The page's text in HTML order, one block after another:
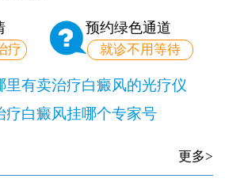
疗
预约绿色通道
就诊不用等待
里有卖治疗白癜风的光疗仪
疗白癜风挂哪个专家号
更多>